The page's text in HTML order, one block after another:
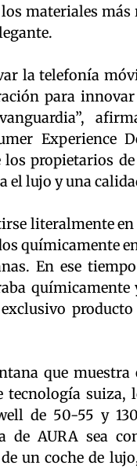
materiales más
la telefonía
para
Experience
propietarios
el lujo y una
literalmente
químicamente
En ese
químicamente
que muestra
suiza,
de 50-55 y
AURA sea
un coche de